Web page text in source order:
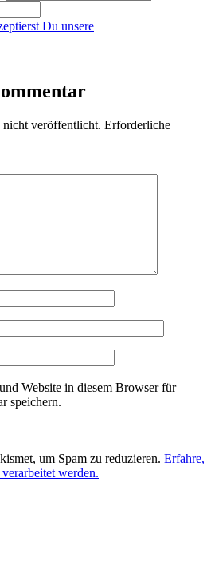
Du unsere
veröffentlicht. Erforderliche
Website in diesem Browser für
speichern.
um Spam zu reduzieren. Erfahre,
werden.